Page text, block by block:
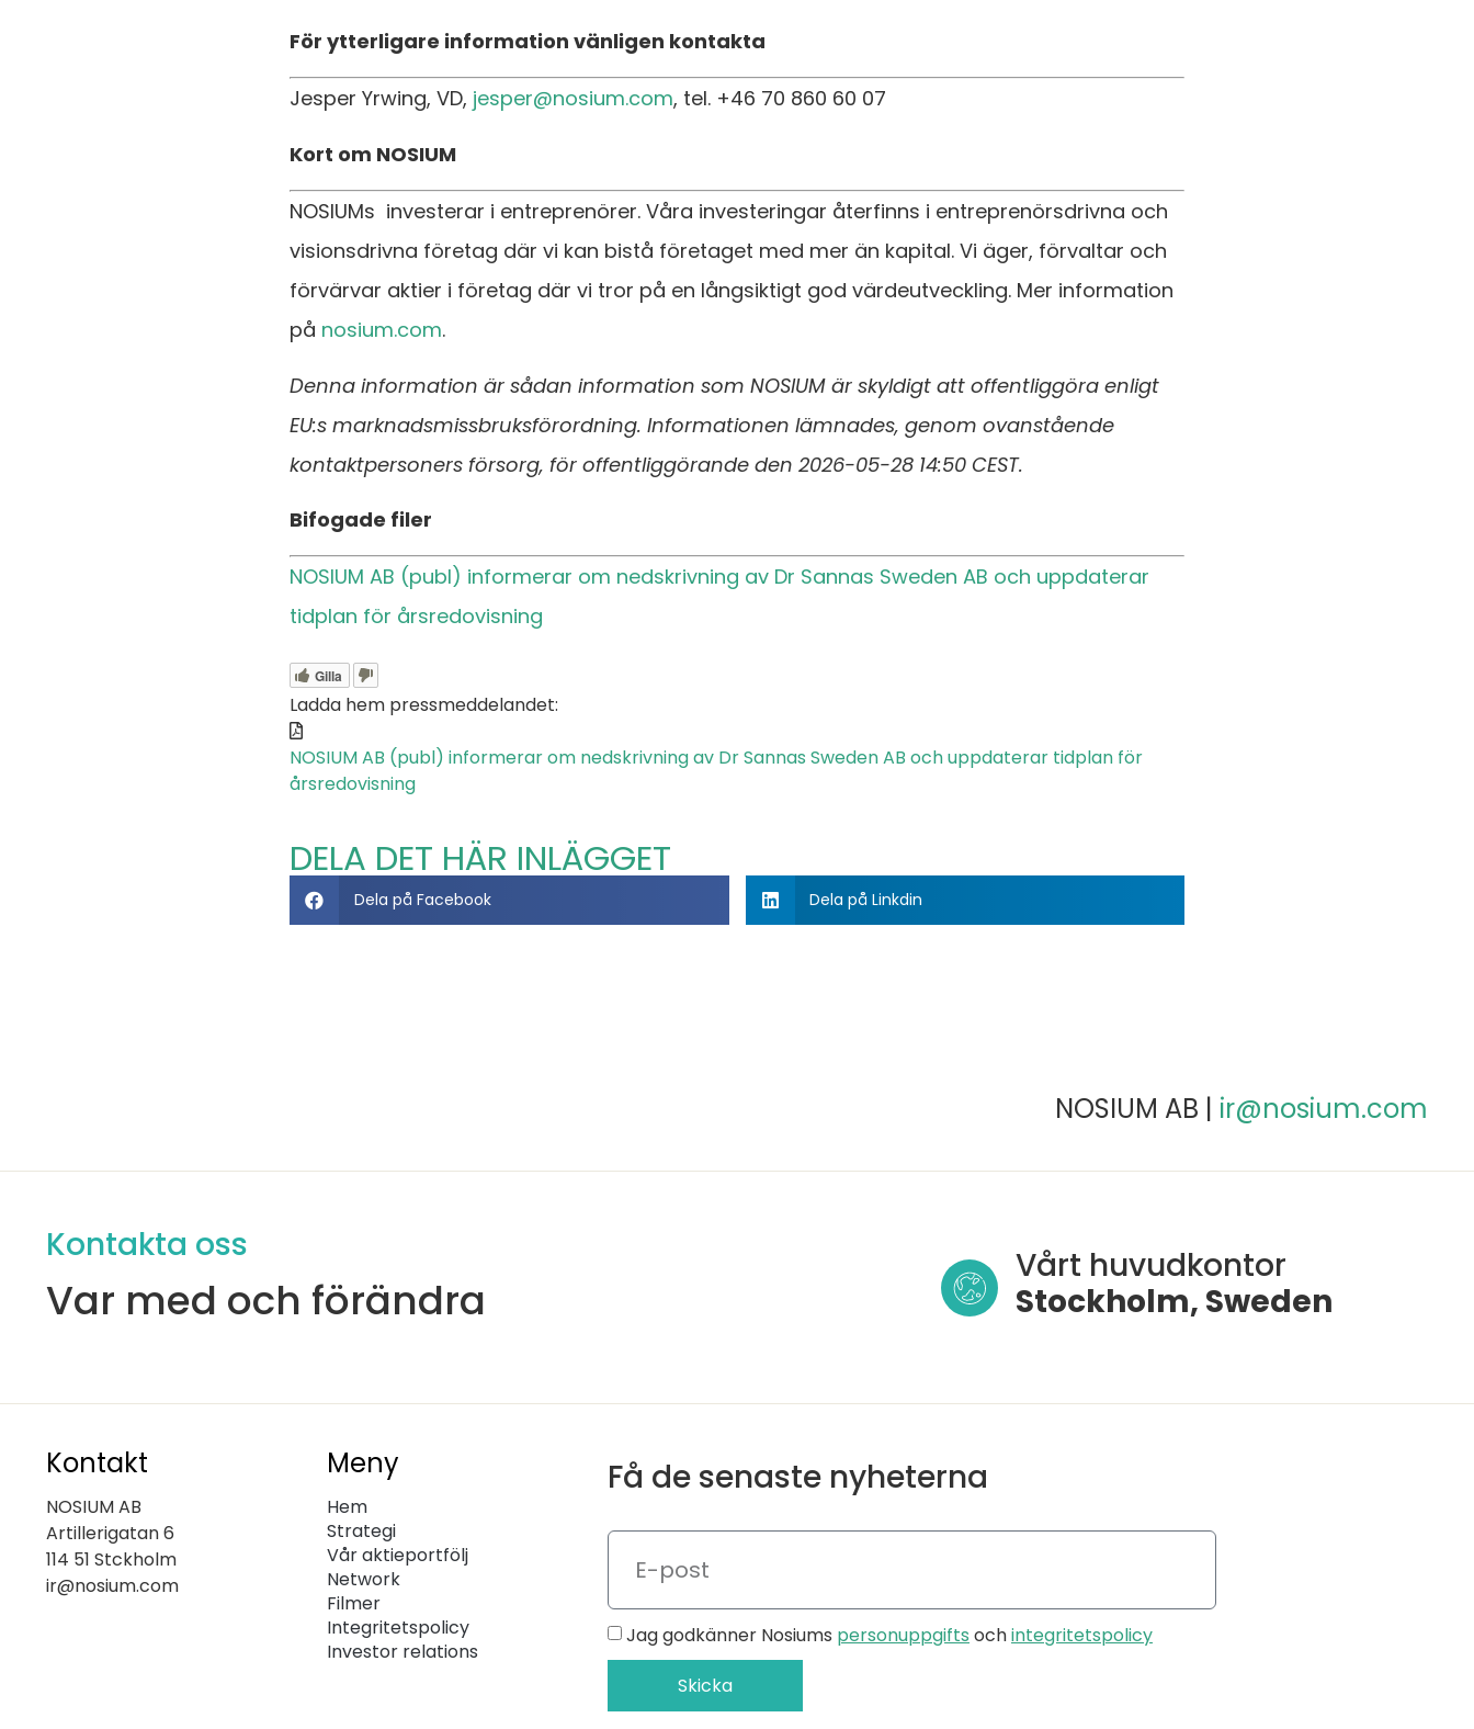
För ytterligare information vänligen kontakta
Jesper Yrwing, VD, jesper@nosium.com, tel. +46 70 860 60 07
Kort om NOSIUM
NOSIUMs investerar i entreprenörer. Våra investeringar återfinns i entreprenörsdrivna och
visionsdrivna företag där vi kan bistå företaget med mer än kapital. Vi äger, förvaltar och
förvärvar aktier i företag där vi tror på en långsiktigt god värdeutveckling. Mer information
på nosium.com.
Denna information är sådan information som NOSIUM är skyldigt att offentliggöra enligt
EU:s marknadsmissbruksförordning. Informationen lämnades, genom ovanstående
kontaktpersoners försorg, för offentliggörande den 2026-05-28 14:50 CEST.
Bifogade filer
NOSIUM AB (publ) informerar om nedskrivning av Dr Sannas Sweden AB och uppdaterar
tidplan för årsredovisning
Gilla
Ladda hem pressmeddelandet:
NOSIUM AB (publ) informerar om nedskrivning av Dr Sannas Sweden AB och uppdaterar tidplan för
årsredovisning
DELA DET HÄR INLÄGGET
Dela på Facebook Dela på Linkdin
NOSIUM AB | ir@nosium.com
Kontakta oss
Var med och förändra
Vårt huvudkontor
Stockholm, Sweden
Kontakt
NOSIUM AB
Artillerigatan 6
114 51 Stckholm
ir@nosium.com
Meny
Hem
Strategi
Vår aktieportfölj
Network
Filmer
Integritetspolicy
Investor relations
Få de senaste nyheterna
Jag godkänner Nosiums personuppgifts ochintegritetspolicy
Skicka